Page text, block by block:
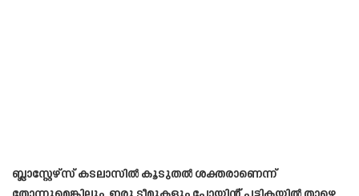
ബ്ലാസ്റ്റേഴ്‌സ് കടലാസിൽ കൂടുതൽ ശക്തരാണെന്ന്